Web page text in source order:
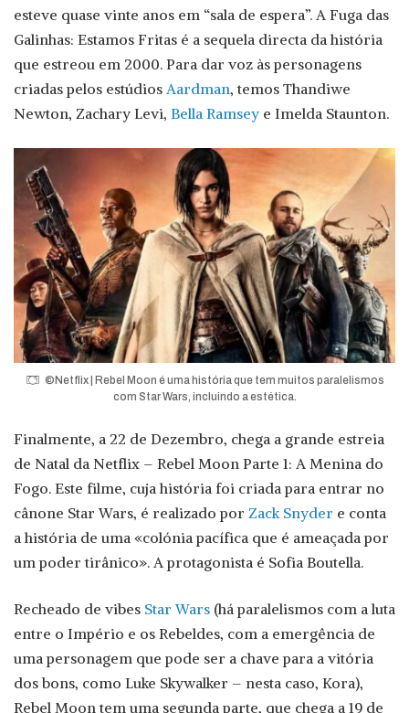
esteve quase vinte anos em “sala de espera”. A Fuga das
Galinhas: Estamos Fritas é a sequela directa da história
que estreou em 2000. Para dar voz às personagens
criadas pelos estúdios Aardman, temos Thandiwe
Newton, Zachary Levi, Bella Ramsey e Imelda Staunton.
©Netflix | Rebel Moon é uma história que tem muitos paralelismos
com Star Wars, incluindo a estética.
Finalmente, a 22 de Dezembro, chega a grande estreia
de Natal da Netflix – Rebel Moon Parte 1: A Menina do
Fogo. Este filme, cuja história foi criada para entrar no
cânone Star Wars, é realizado por Zack Snyder e conta
a história de uma «colónia pacífica que é ameaçada por
um poder tirânico». A protagonista é Sofia Boutella.
Recheado de vibes Star Wars (há paralelismos com a luta
entre o Império e os Rebeldes, com a emergência de
uma personagem que pode ser a chave para a vitória
dos bons, como Luke Skywalker – nesta caso, Kora),
Rebel Moon tem uma segunda parte, que chega a 19 de